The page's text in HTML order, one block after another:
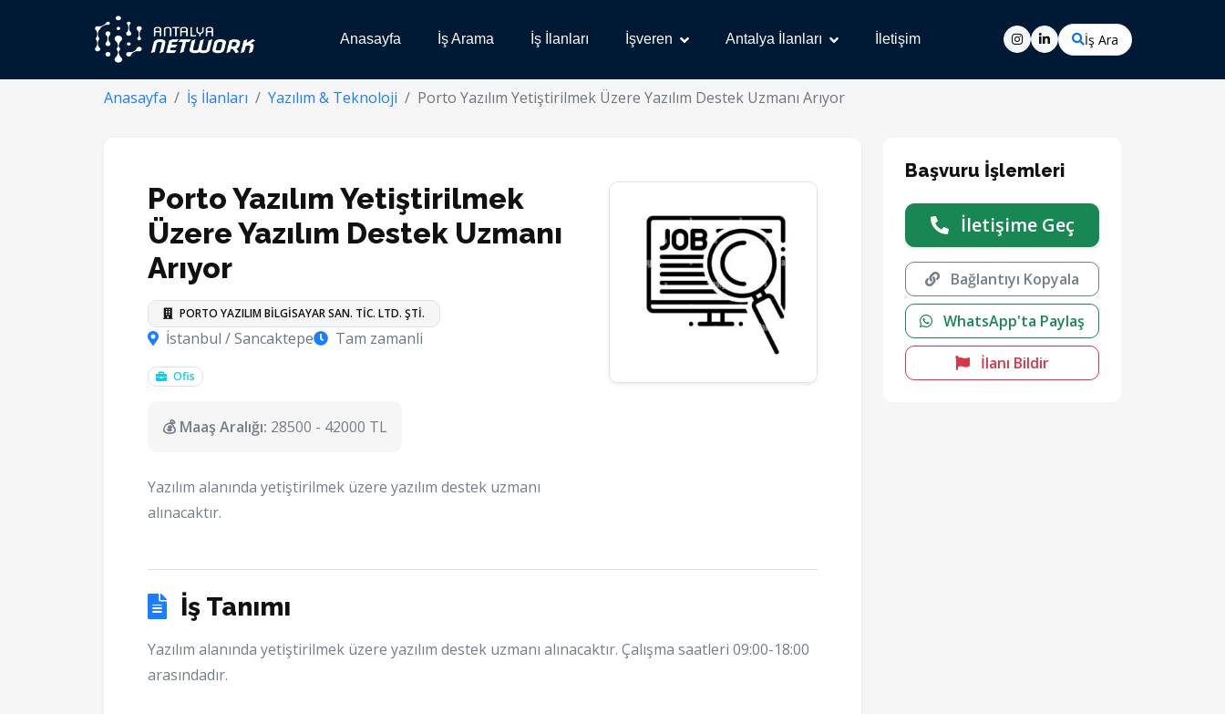
Anasayfa İş Arama İş İlanları İşveren Antalya İlanları İletişim İş Ara
Anasayfa İş İlanları Yazılım & Teknoloji Porto Yazılım Yetiştirilmek Üzere Yazılım Destek Uzmanı Arıyor
Porto Yazılım Yetiştirilmek
Üzere Yazılım Destek Uzmanı
Arıyor
PORTO YAZILIM BİLGİSAYAR SAN. TİC. LTD. ŞTİ.
İstanbul / Sancaktepe Tam zamanli
Ofis
💰 Maaş Aralığı: 28500 - 42000 TL
Yazılım alanında yetiştirilmek üzere yazılım destek uzmanı
alınacaktır.
İş Tanımı
Yazılım alanında yetiştirilmek üzere yazılım destek uzmanı alınacaktır. Çalışma saatleri 09:00-18:00
arasındadır.
Başvuru İşlemleri
İletişime Geç
Bağlantıyı Kopyala
WhatsApp'ta Paylaş
İlanı Bildir